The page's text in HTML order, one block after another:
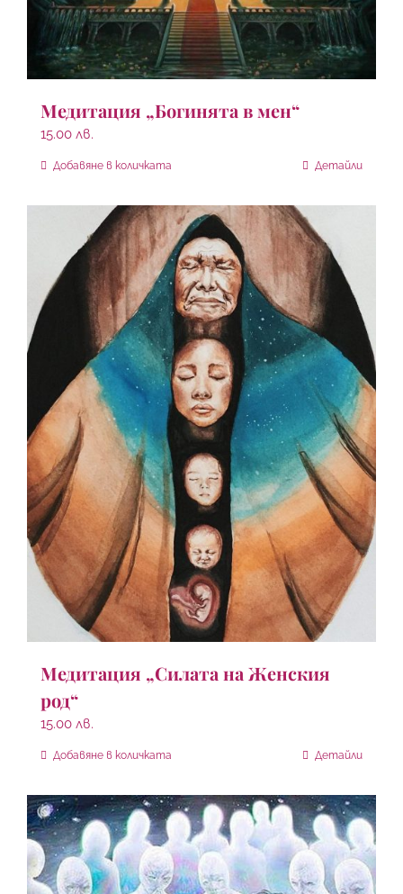
Медитация „Богинята в мен“
15.00 лв.
Добавяне в количката Детайли
Медитация „Силата на Женския
род“
15.00 лв.
Добавяне в количката Детайли